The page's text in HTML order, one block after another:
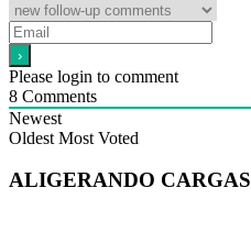
Please login to comment
8 Comments
Newest
Oldest Most Voted
ALIGERANDO CARGAS